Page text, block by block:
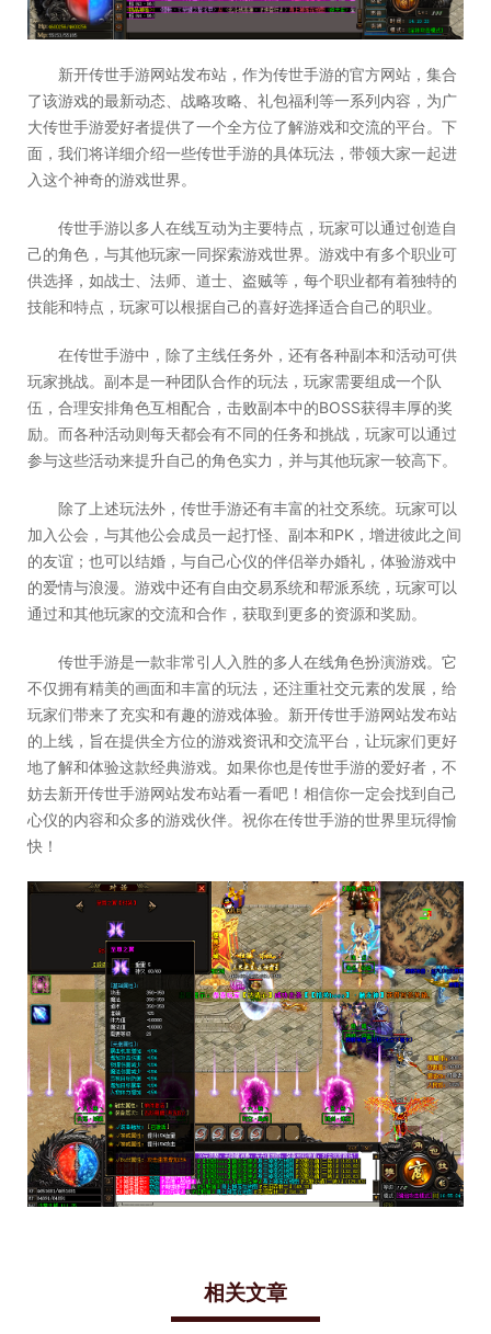
新开传世手游网站发布站，作为传世手游的官方网站，集合
了该游戏的最新动态、战略攻略、礼包福利等一系列内容，为广
大传世手游爱好者提供了一个全方位了解游戏和交流的平台。下
面，我们将详细介绍一些传世手游的具体玩法，带领大家一起进
入这个神奇的游戏世界。
传世手游以多人在线互动为主要特点，玩家可以通过创造自
己的角色，与其他玩家一同探索游戏世界。游戏中有多个职业可
供选择，如战士、法师、道士、盗贼等，每个职业都有着独特的
技能和特点，玩家可以根据自己的喜好选择适合自己的职业。
在传世手游中，除了主线任务外，还有各种副本和活动可供
玩家挑战。副本是一种团队合作的玩法，玩家需要组成一个队
伍，合理安排角色互相配合，击败副本中的BOSS获得丰厚的奖
励。而各种活动则每天都会有不同的任务和挑战，玩家可以通过
参与这些活动来提升自己的角色实力，并与其他玩家一较高下。
除了上述玩法外，传世手游还有丰富的社交系统。玩家可以
加入公会，与其他公会成员一起打怪、副本和PK，增进彼此之间
的友谊；也可以结婚，与自己心仪的伴侣举办婚礼，体验游戏中
的爱情与浪漫。游戏中还有自由交易系统和帮派系统，玩家可以
通过和其他玩家的交流和合作，获取到更多的资源和奖励。
传世手游是一款非常引人入胜的多人在线角色扮演游戏。它
不仅拥有精美的画面和丰富的玩法，还注重社交元素的发展，给
玩家们带来了充实和有趣的游戏体验。新开传世手游网站发布站
的上线，旨在提供全方位的游戏资讯和交流平台，让玩家们更好
地了解和体验这款经典游戏。如果你也是传世手游的爱好者，不
妨去新开传世手游网站发布站看一看吧！相信你一定会找到自己
心仪的内容和众多的游戏伙伴。祝你在传世手游的世界里玩得愉
快！
相关文章